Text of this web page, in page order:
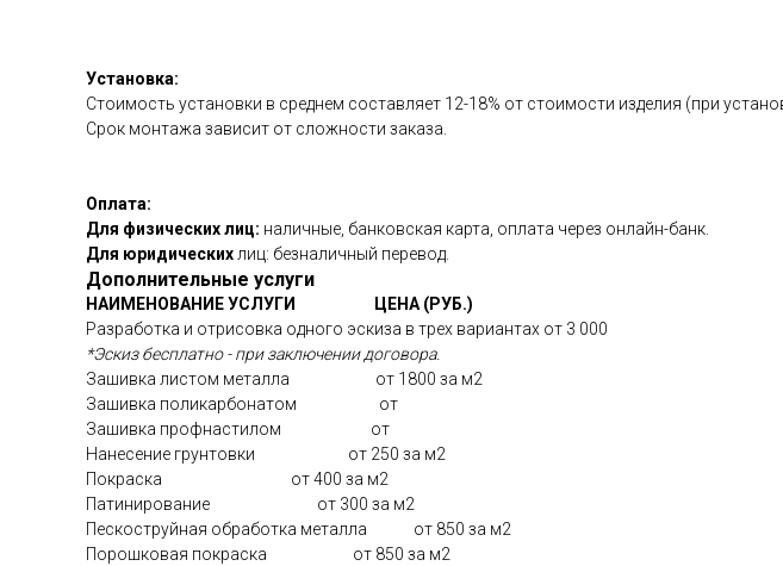
Установка:
Стоимость установки в среднем составляет 12-18% от стоимости изделия (при
Срок монтажа зависит от сложности заказа.
Оплата:
Для физических лиц: наличные, банковская карта, оплата через онлайн-банк.
Для юридическихлиц: безналичный перевод.
Дополнительные услуги
НАИМЕНОВАНИЕ УСЛУГИ
ЦЕНА (РУБ.)
Разработка и отрисовка одного эскиза в трех вариантах от 3 000
*Эскиз бесплатно - при заключении договора.
Зашивка листом металла от 1800 за м2
Зашивка поликарбонатом от
Зашивка профнастилом от
Нанесение грунтовки от 250 за м2
Покраска от 400 за м2
Патинирование от 300 за м2
Пескоструйная обработка металла от 850 за м2
Порошковая покраска от 850 за м2